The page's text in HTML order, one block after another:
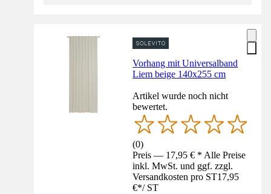
Vorhang mit Universalband
Liem beige 140x255 cm
Artikel wurde noch nicht
bewertet.
(0)
Preis — 17,95 € * Alle Preise
inkl. MwSt. und ggf. zzgl.
Versandkosten pro ST17,95
€*/ ST